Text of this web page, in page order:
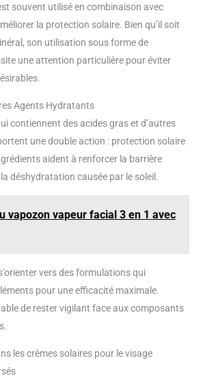
souvent utilisé en combinaison avec
la protection solaire. Bien qu’il soit
son utilisation sous forme de
une attention particulière pour éviter
Agents Hydratants
contiennent des acides gras et d’autres
une double action : protection solaire
aident à renforcer la barrière
déshydratation causée par le soleil.
vapozon vapeur facial 3 en 1 avec
vers des formulations qui
pour une efficacité maximale.
de rester vigilant face aux composants
les crèmes solaires pour le visage